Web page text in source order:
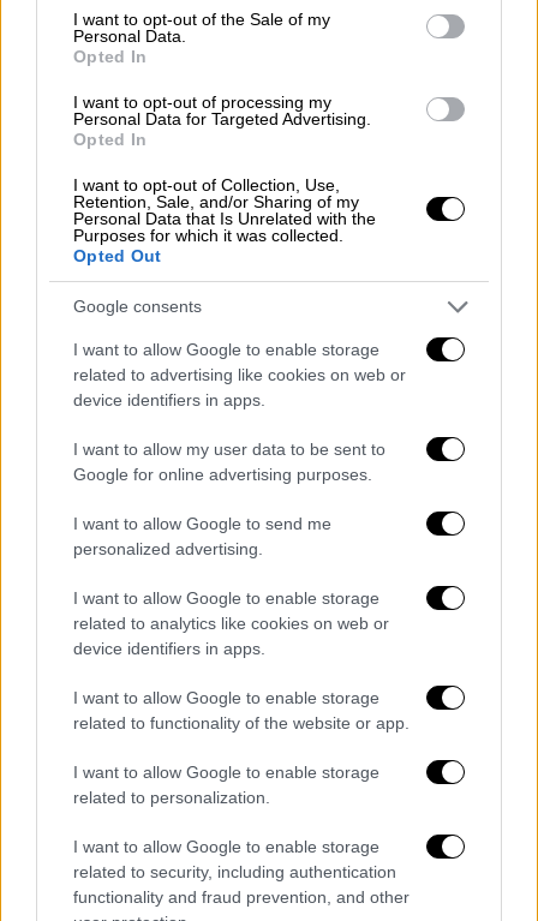
consent section.
I want to opt-out of the Sale of my
Personal Data.
Opted In
I want to opt-out of processing my
Personal Data for Targeted Advertising.
Opted In
I want to opt-out of Collection, Use,
Retention, Sale, and/or Sharing of my
Personal Data that Is Unrelated with the
Purposes for which it was collected.
Opted Out
Google consents
I want to allow Google to enable storage
related to advertising like cookies on web or
device identifiers in apps.
I want to allow my user data to be sent to
Google for online advertising purposes.
I want to allow Google to send me
personalized advertising.
I want to allow Google to enable storage
related to analytics like cookies on web or
device identifiers in apps.
I want to allow Google to enable storage
related to functionality of the website or app.
I want to allow Google to enable storage
related to personalization.
I want to allow Google to enable storage
related to security, including authentication
functionality and fraud prevention, and other
συζήτηση σχετικά με την πιθανή μείωση του
ωραρίου λειτουργίας της αγοράς, ο
πρόεδρος του Εμπορικού Συλλόγου
Αθηνών Σταύρος Καφούνης εμφανίζεται
θετικός υπό προϋποθέσεις. Συγκεκριμένα,
ερωτηθείς από δημοσιογράφους δήλωσε:
«Οι δύσκολες συνθήκες που βιώνουμε
σήμερα απαιτούν αδιαμφισβήτητα γενναίες
παρεμβάσεις. Το κλείσιμο των
αποτελεί μια τέτοια, όμως θα πρέπει η
απόφαση να ληφθεί αφενός με γνώμονα την
αφετέρου με τις ανάγκες των εμπορικών
επιχειρήσεων, οι οποίες λειτουργώντας
λιγότερες ώρες θα πρέπει να ανταπεξέλθουν
στις ίδιες υποχρεώσεις.
Με αυτά τα δεδομένα και επειδή την
πρόταση αυτή την έχουμε συζητήσει προ
εβδομάδος στο Δ.Σ του Εμπορικού
Συλλόγου Αθηνών, θεωρούμε απαραίτητο αν
ληφθεί αυτό το μέτρο:
να εφαρμοστεί με υπουργική απόφαση
για το σύνολο των καταστημάτων κάθε
μορφής, συμπεριλαμβανομένων και των
super-markets, ώστε να μην
αντιμετωπίσουμε πάλι αθέμιτο